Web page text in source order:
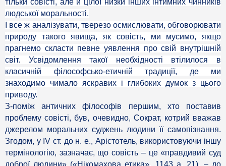
людської моральності.
І все ж аналізувати, тверезо осмислювати, обговорювати
природу такого явища, як совість, ми мусимо, якщо
прагнемо скласти певне уявлення про свій внутрішній
світ. Усвідомлення такої необхідності втілилося в
класичній філософсько-етичній традиції, де ми
знаходимо чимало яскравих і глибоких думок з цього
приводу.
З-поміж античних філософів першим, хто поставив
проблему совісті, був, очевидно, Сократ, котрий вважав
джерелом моральних суджень людини її самопізнання.
Згодом, у IV ст. до н. е., Арістотель, використовуючи іншу
термінологію, зазначає, що совість – це «правдивий суд
доброї людини» («Нікомахова етика», 1143 а, 21), – до